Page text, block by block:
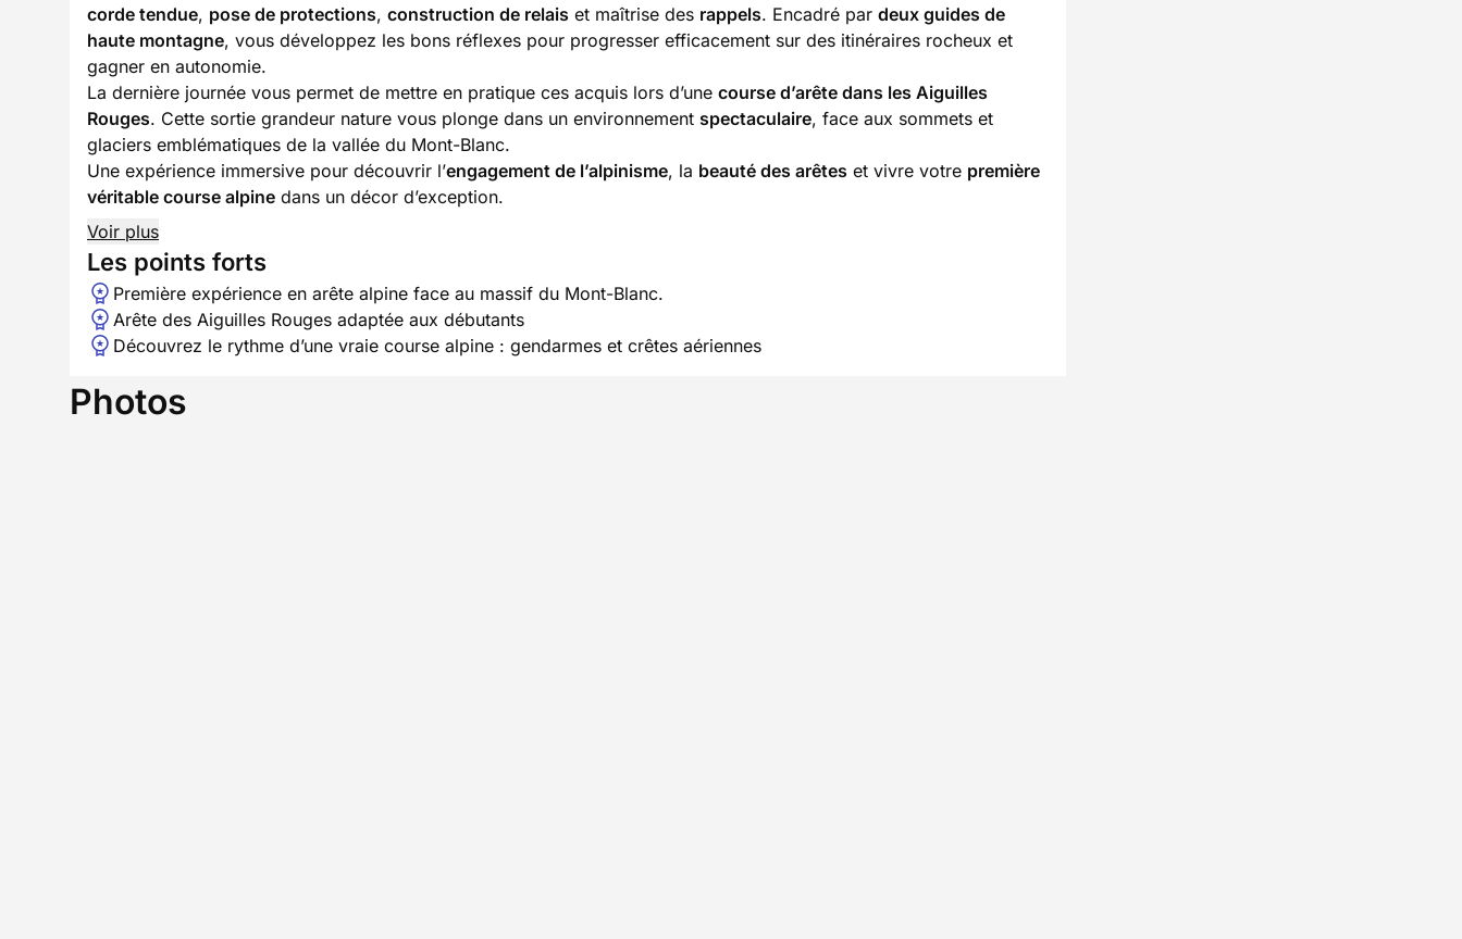
corde tendue, pose de protections, construction de relais et maîtrise des rappels. Encadré par deux guides de
haute montagne, vous développez les bons réflexes pour progresser efficacement sur des itinéraires rocheux et
gagner en autonomie.
La dernière journée vous permet de mettre en pratique ces acquis lors d’une course d’arête dans les Aiguilles
Rouges. Cette sortie grandeur nature vous plonge dans un environnement spectaculaire, face aux sommets et
glaciers emblématiques de la vallée du Mont-Blanc.
Une expérience immersive pour découvrir l’engagement de l’alpinisme, la beauté des arêtes et vivre votre première
véritable course alpine dans un décor d’exception.
Voir plus
Les points forts
Première expérience en arête alpine face au massif du Mont-Blanc.
Arête des Aiguilles Rouges adaptée aux débutants
Découvrez le rythme d’une vraie course alpine : gendarmes et crêtes aériennes
Photos